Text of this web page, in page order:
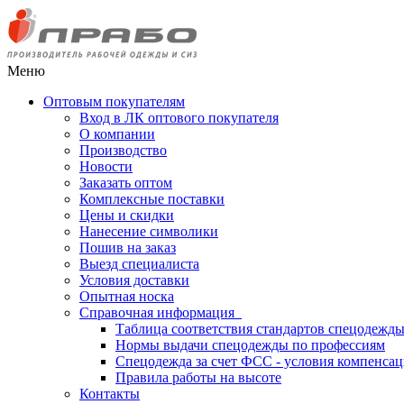
Меню
Оптовым покупателям
Вход в ЛК оптового покупателя
О компании
Производство
Новости
Заказать оптом
Комплексные поставки
Цены и скидки
Нанесение символики
Пошив на заказ
Выезд специалиста
Условия доставки
Опытная носка
Справочная информация
Таблица соответствия стандартов спецодежды
Нормы выдачи спецодежды по профессиям
Спецодежда за счет ФСС - условия
Правила работы на высоте
Контакты